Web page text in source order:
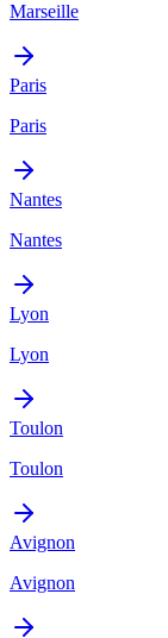
Marseille
Paris
Paris
Nantes
Nantes
Lyon
Lyon
Toulon
Toulon
Avignon
Avignon